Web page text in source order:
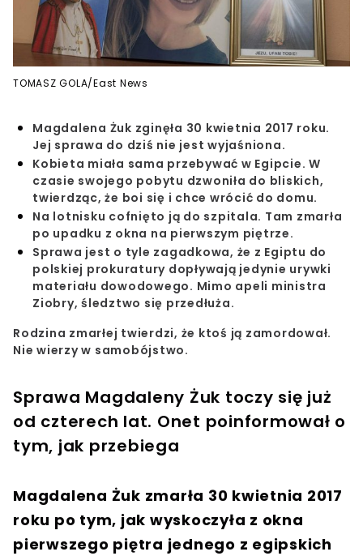
TOMASZ GOLA/East News
Magdalena Żuk zginęła 30 kwietnia 2017 roku.
Jej sprawa do dziś nie jest wyjaśniona.
Kobieta miała sama przebywać w Egipcie. W
czasie swojego pobytu dzwoniła do bliskich,
twierdząc, że boi się i chce wrócić do domu.
Na lotnisku cofnięto ją do szpitala. Tam zmarła
po upadku z okna na pierwszym piętrze.
Sprawa jest o tyle zagadkowa, że z Egiptu do
polskiej prokuratury dopływają jedynie urywki
materiału dowodowego. Mimo apeli ministra
Ziobry, śledztwo się przedłuża.
Rodzina zmarłej twierdzi, że ktoś ją zamordował.
Nie wierzy w samobójstwo.
Sprawa Magdaleny Żuk toczy się już
od czterech lat. Onet poinformował o
tym, jak przebiega
Magdalena Żuk zmarła 30 kwietnia 2017
roku po tym, jak wyskoczyła z okna
pierwszego piętra jednego z egipskich